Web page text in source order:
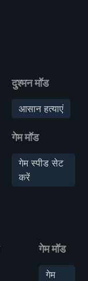
दुश्मन मॉड
आसान हत्याएं
गेम मॉड
गेम स्पीड सेट
करें
गेम मॉड
गेम